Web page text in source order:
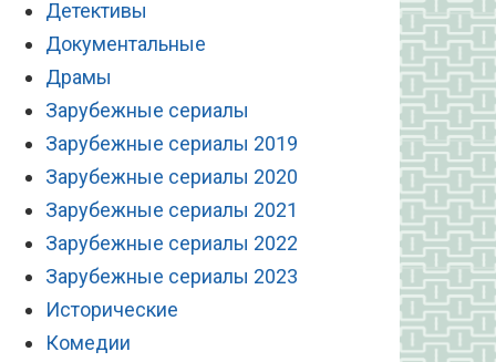
Детективы
Документальные
Драмы
Зарубежные сериалы
Зарубежные сериалы 2019
Зарубежные сериалы 2020
Зарубежные сериалы 2021
Зарубежные сериалы 2022
Зарубежные сериалы 2023
Исторические
Комедии